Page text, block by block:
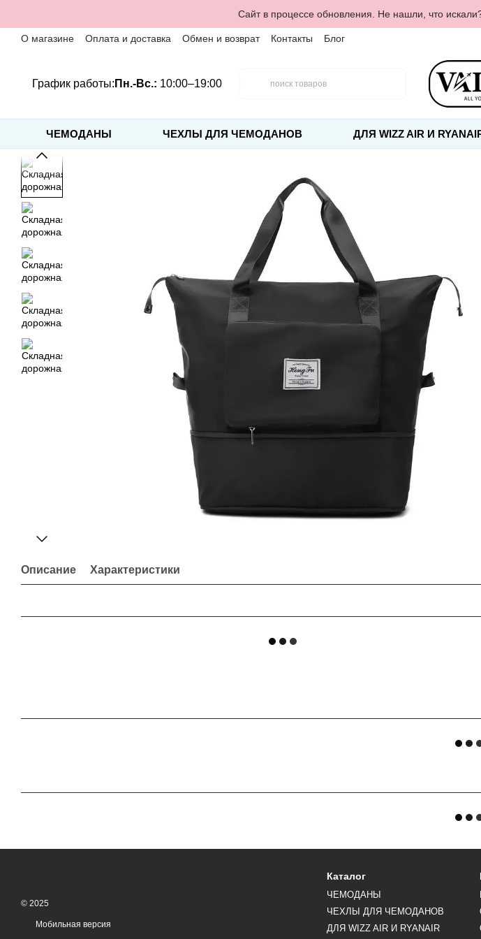
Сайт в процессе обновления. Не нашли, что
О магазине Оплата и доставка Обмен и возврат Контакты Блог
График работы: Пн.-Вс.: 10:00–19:00
ЧЕМОДАНЫ ЧЕХЛЫ ДЛЯ ЧЕМОДАНОВ ДЛЯ WIZZ AIR И
Описание Характеристики
© 2025
Мобильная версия
Каталог
ЧЕМОДАНЫ
ЧЕХЛЫ ДЛЯ ЧЕМОДАНОВ
ДЛЯ WIZZ AIR И RYANAIR